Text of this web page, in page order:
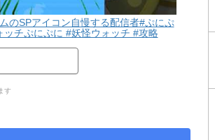
のSPアイコン自慢する配信者#ぷにぷ
ッチぷにぷに #妖怪ウォッチ #攻略
す